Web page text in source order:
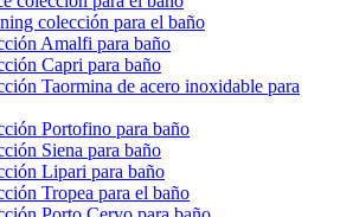
colección para el baño
Amalfi para baño
Capri para baño
Taormina de acero inoxidable para
Portofino para baño
Siena para baño
Lipari para baño
Tropea para el baño